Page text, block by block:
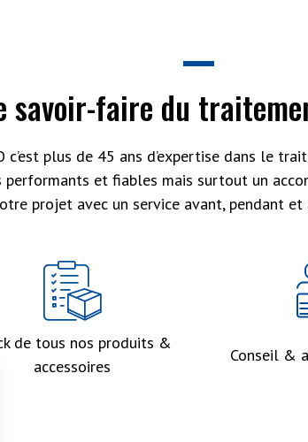
savoir-faire du
c’est plus de 45 ans d’expertise dans le
performants et fiables mais surtout un
projet avec un service avant, pendant et
de tous nos produits &
accessoires
Conseil &